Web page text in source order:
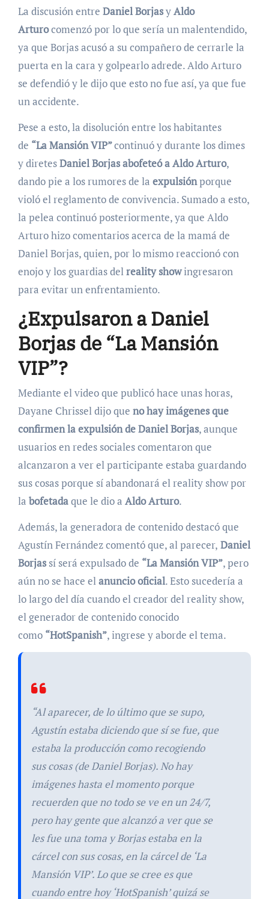
La discusión entre Daniel BorjasyAldo
Arturocomenzó por lo que sería un malentendido,
ya que Borjas acusó a su compañero de cerrarle la
puerta en la cara y golpearlo adrede. Aldo Arturo
se defendió y le dijo que esto no fue así, ya que fue
un accidente.
Pese a esto, la disolución entre los habitantes
de “La Mansión VIP”continuó y durante los dimes
y diretesDaniel Borjas abofeteó a Aldo Arturo,
dando pie a los rumores de la expulsiónporque
violó el reglamento de convivencia. Sumado a esto,
la pelea continuó posteriormente, ya que Aldo
Arturo hizo comentarios acerca de la mamá de
Daniel Borjas, quien, por lo mismo reaccionó con
enojo y los guardias del reality showingresaron
para evitar un enfrentamiento.
¿Expulsaron a Daniel
Borjas de “La Mansión
VIP”?
Mediante el video que publicó hace unas horas,
Dayane Chrissel dijo que no hay imágenes que
confirmen la expulsión de Daniel Borjas, aunque
usuarios en redes sociales comentaron que
alcanzaron a ver el participante estaba guardando
sus cosas porque sí abandonará el reality show por
la bofetadaque le dio a Aldo Arturo.
Además, la generadora de contenido destacó que
Agustín Fernández comentó que, al parecer, Daniel
Borjassí será expulsado de “La Mansión VIP”, pero
aún no se hace elanuncio oficial. Esto sucedería a
lo largo del día cuando el creador del reality show,
el generador de contenido conocido
como “HotSpanish”, ingrese y aborde el tema.
“Al aparecer, de lo último que se supo,
Agustín estaba diciendo que sí se fue, que
estaba la producción como recogiendo
sus cosas (de Daniel Borjas). No hay
imágenes hasta el momento porque
recuerden que no todo se ve en un 24/7,
pero hay gente que alcanzó a ver que se
les fue una toma y Borjas estaba en la
cárcel con sus cosas, en la cárcel de ‘La
Mansión VIP’. Lo que se cree es que
cuando entre hoy ‘HotSpanish’ quizá se